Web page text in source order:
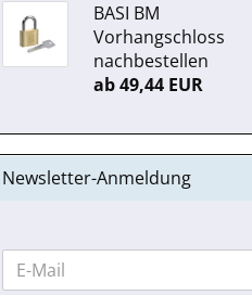
BASI BM
Vorhangschloss
nachbestellen
ab 49,44 EUR
Newsletter-Anmeldung
WEITER
ZUR
E-